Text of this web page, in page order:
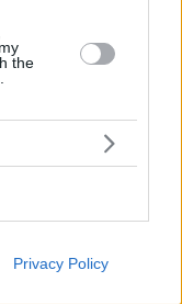
the
Privacy Policy